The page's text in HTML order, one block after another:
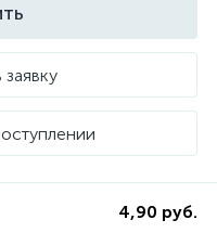
4,90 руб.